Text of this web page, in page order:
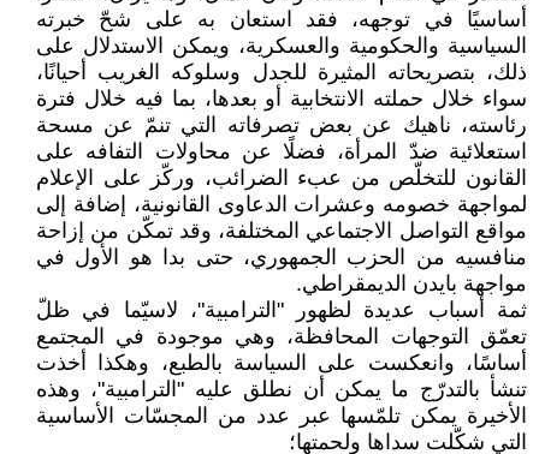
أساسيًا في توجهه، فقد استعان به على شحّ خبرته
السياسية والحكومية والعسكرية، ويمكن الاستدلال على
ذلك، بتصريحاته المثيرة للجدل وسلوكه الغريب أحيانًا،
سواء خلال حملته الانتخابية أو بعدها، بما فيه خلال فترة
رئاسته، ناهيك عن بعض تصرفاته التي تنمّ عن مسحة
استعلائية ضدّ المرأة، فضلًا عن محاولات التفافه على
القانون للتخلّص من عبء الضرائب، وركّز على الإعلام
لمواجهة خصومه وعشرات الدعاوى القانونية، إضافة إلى
مواقع التواصل الاجتماعي المختلفة، وقد تمكّن من إزاحة
منافسيه من الحزب الجمهوري، حتى بدا هو الأول في
مواجهة بايدن الديمقراطي.
ثمة أسباب عديدة لظهور "الترامبية"، لاسيّما في ظلّ
تعمّق التوجهات المحافظة، وهي موجودة في المجتمع
أساسًا، وانعكست على السياسة بالطبع، وهكذا أخذت
تنشأ بالتدرّج ما يمكن أن نطلق عليه "الترامبية"، وهذه
الأخيرة يمكن تلمّسها عبر عدد من المجسّات الأساسية
التي شكّلت سداها ولحمتها؛